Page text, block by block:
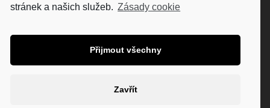
DISKUS, spol. s r.o.
DIČ: CZ41195183
Fakturační adresa:
stránek a našich služeb. Zásady cookie
Přijmout všechny
Zavřít